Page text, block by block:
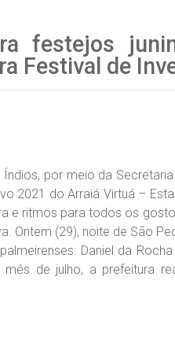
festejos
Festival de
por meio da
2021 do Arraiá Virtuá –
e ritmos para todos os
Ontem (29), noite de São
Daniel da
mês de julho, a prefeitura